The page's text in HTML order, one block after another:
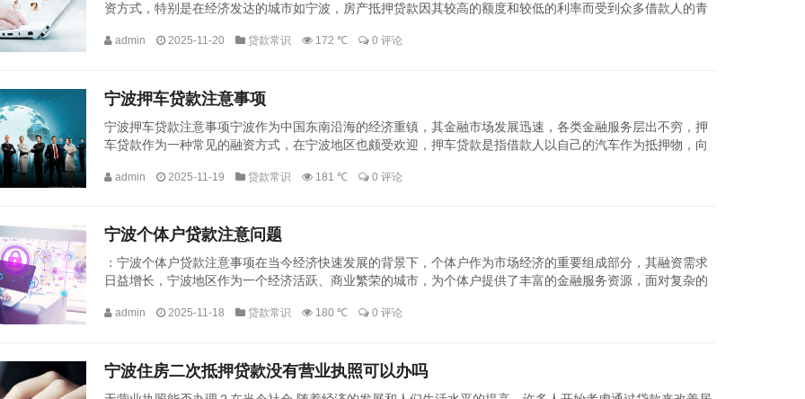
资方式，特别是在经济发达的城市如宁波，房产抵押贷款因其较高的额度和较低的利率而受到众多借款人的青
admin 2025-11-20 贷款常识 172 ℃ 0 评论
宁波押车贷款注意事项
宁波押车贷款注意事项宁波作为中国东南沿海的经济重镇，其金融市场发展迅速，各类金融服务层出不穷，押
车贷款作为一种常见的融资方式，在宁波地区也颇受欢迎，押车贷款是指借款人以自己的汽车作为抵押物，向
admin 2025-11-19 贷款常识 181 ℃ 0 评论
宁波个体户贷款注意问题
：宁波个体户贷款注意事项在当今经济快速发展的背景下，个体户作为市场经济的重要组成部分，其融资需求
日益增长，宁波地区作为一个经济活跃、商业繁荣的城市，为个体户提供了丰富的金融服务资源，面对复杂的
admin 2025-11-18 贷款常识 180 ℃ 0 评论
宁波住房二次抵押贷款没有营业执照可以办吗